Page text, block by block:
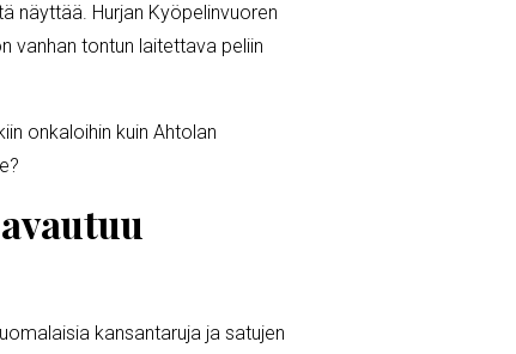
näyttää. Hurjan Kyöpelinvuoren
vanhan tontun laitettava peliin
onkaloihin kuin Ahtolan
kansantaruja ja satujen